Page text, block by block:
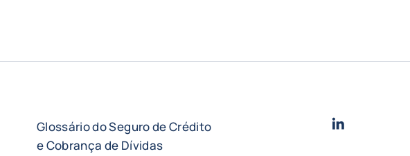
Glossário do Seguro de Crédito
e Cobrança de Dívidas
LinkedIn